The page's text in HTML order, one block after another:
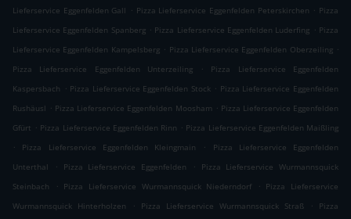
Lieferservice Eggenfelden Gall . Pizza Lieferservice Eggenfelden Peterskirchen . Pizza
Lieferservice Eggenfelden Spanberg . Pizza Lieferservice Eggenfelden Luderfing . Pizza
Lieferservice Eggenfelden Kampelsberg . Pizza Lieferservice Eggenfelden Oberzeiling .
Pizza Lieferservice Eggenfelden Unterzeiling
.
Pizza Lieferservice Eggenfelden
Kaspersbach . Pizza Lieferservice Eggenfelden Stock . Pizza Lieferservice Eggenfelden
Rushäusl . Pizza Lieferservice Eggenfelden Moosham . Pizza Lieferservice Eggenfelden
Gfürt . Pizza Lieferservice Eggenfelden Rinn . Pizza Lieferservice Eggenfelden Maißling
.
Pizza Lieferservice Eggenfelden Kleingmain .
Pizza Lieferservice Eggenfelden
Unterthal
. Pizza Lieferservice Eggenfelden .
Pizza Lieferservice Wurmannsquick
Steinbach
. Pizza Lieferservice Wurmannsquick Niederndorf . Pizza Lieferservice
Wurmannsquick Hinterholzen
. Pizza Lieferservice Wurmannsquick Straß .
Pizza